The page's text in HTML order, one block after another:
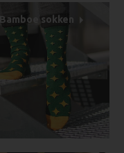
Bamboe sokken